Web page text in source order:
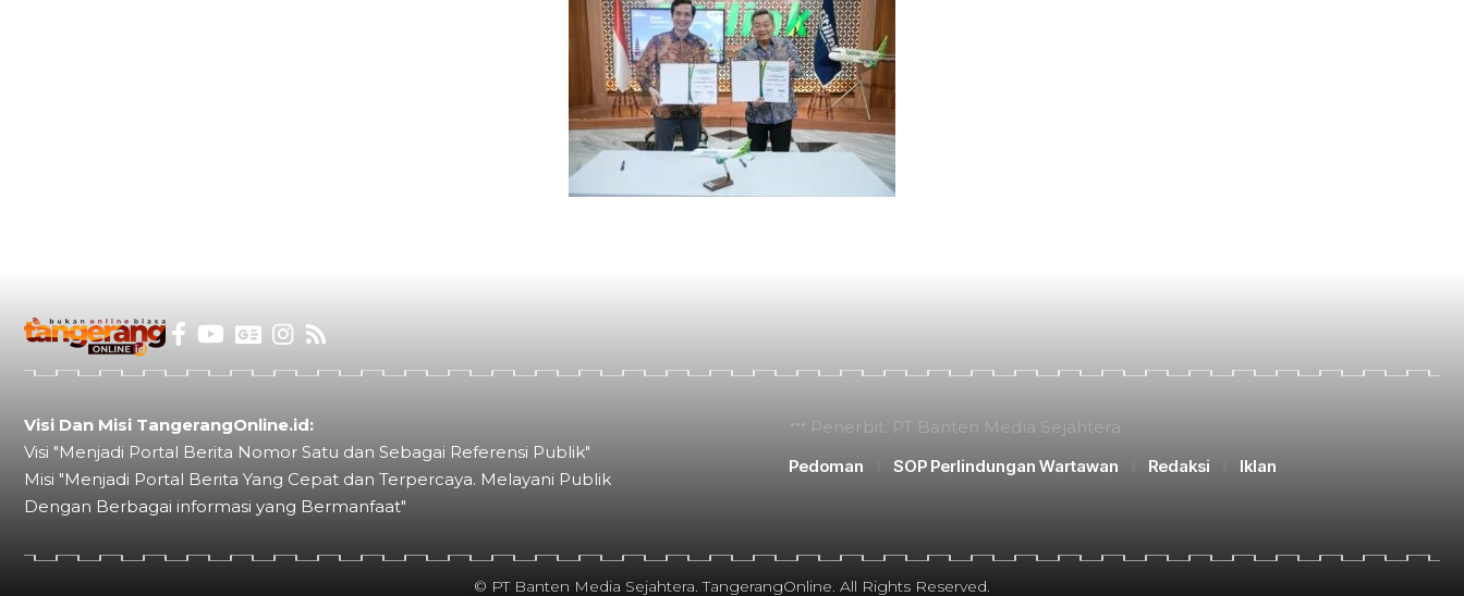
Visi Dan Misi TangerangOnline.id:
Visi "Menjadi Portal Berita Nomor Satu dan Sebagai Referensi Publik"
Misi "Menjadi Portal Berita Yang Cepat dan Terpercaya. Melayani Publik
Dengan Berbagai informasi yang Bermanfaat"
Penerbit: PT Banten Media Sejahtera
Pedoman
SOP Perlindungan Wartawan Redaksi Iklan
© PT Banten Media Sejahtera. TangerangOnline. All Rights Reserved.